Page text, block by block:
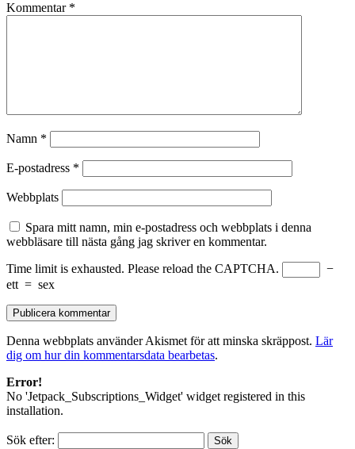
Kommentar *
Namn *
E-postadress *
Webbplats
Spara mitt namn, min e-postadress och webbplats i denna
webbläsare till nästa gång jag skriver en kommentar.
Time limit is exhausted. Please reload the CAPTCHA.
−
ett = sex
Denna webbplats använder Akismet för att minska skräppost. Lär
dig om hur din kommentarsdata bearbetas.
Error!
No 'Jetpack_Subscriptions_Widget' widget registered in this
installation.
Sök efter: